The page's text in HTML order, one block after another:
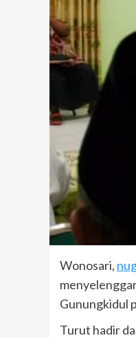
Wonosari,
Gunungkidul
Turut hadir